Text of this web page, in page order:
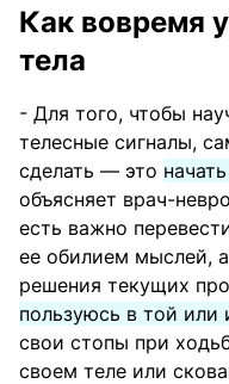
Как вовремя
тела
- Для того, чтобы
телесные сигналы,
сделать — это
объясняет врач-
есть важно
ее обилием мыслей,
решения текущих
пользуюсь в той или
свои стопы при
своем теле или